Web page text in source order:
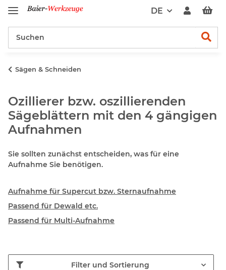
DE
Sägen & Schneiden
Ozillierer bzw. oszillierenden
Sägeblättern mit den 4 gängigen
Aufnahmen
Sie sollten zunächst entscheiden, was für eine
Aufnahme Sie benötigen.
Aufnahme für Supercut bzw. Sternaufnahme
Passend für Dewald etc.
Passend für Multi-Aufnahme
Filter und Sortierung